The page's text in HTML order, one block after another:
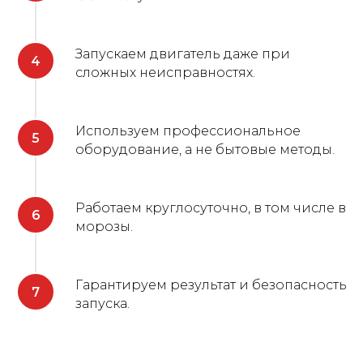
Запускаем двигатель даже при
сложных неисправностях.
Используем профессиональное
оборудование, а не бытовые методы.
Работаем круглосуточно, в том числе в
морозы.
Гарантируем результат и безопасность
запуска.